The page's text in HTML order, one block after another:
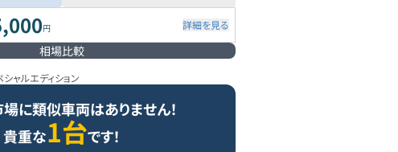
円 詳細を見る
相場比較
ャルエディション
に類似車両はありません！
貴重な1台です！